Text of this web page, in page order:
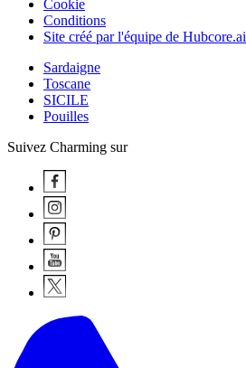
Cookie
Conditions
Site créé par l'équipe de Hubcore.ai
Sardaigne
Toscane
SICILE
Pouilles
Suivez Charming sur